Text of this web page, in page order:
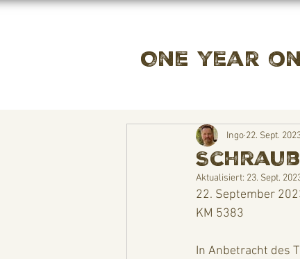
One year
Ingo 22. Sept.
Aktualisiert: 23. Sept.
22. September
KM 5383
In Anbetracht des